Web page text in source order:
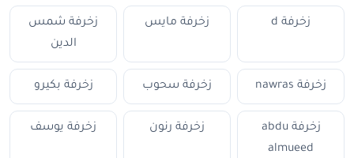
زخرفة d زخرفة مايس
زخرفة شمس
الدين
زخرفة nawras زخرفة سحوب زخرفة بكيرو
زخرفة abdu
almueed
زخرفة رنون زخرفة يوسف